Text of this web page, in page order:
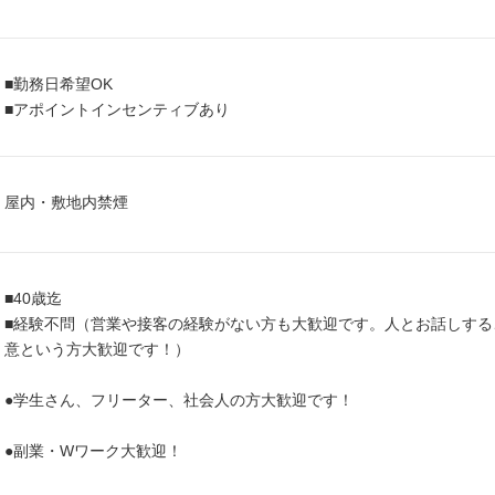
■勤務日希望OK
■アポイントインセンティブあり
屋内・敷地内禁煙
■40歳迄
■経験不問（営業や接客の経験がない方も大歓迎です。人とお話しす
意という方大歓迎です！）
●学生さん、フリーター、社会人の方大歓迎です！
●副業・Wワーク大歓迎！